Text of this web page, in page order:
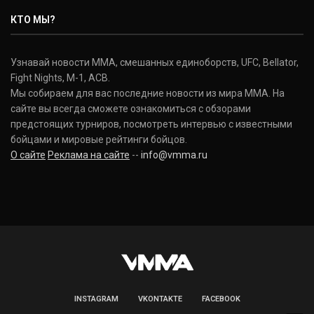
Donald Cerrone
(36-15-0, 1)
Исраэль Адесанья
Israel Adesanya
(19-0-0, 0)
КТО МЫ?
Узнавай новости ММА, смешанных единоборств, UFC, Bellator,
Fight Nights, M-1, ACB.
Мы собираем для вас последние новости из мира ММА. На
сайте вы всегда сможете ознакомиться с обзорами
предстоящих турниров, посмотреть интервью с известными
бойцами и мировые рейтинги бойцов.
О сайте Реклама на сайте -- info@vmma.ru
INSTAGRAM VKONTAKTE FACEBOOK